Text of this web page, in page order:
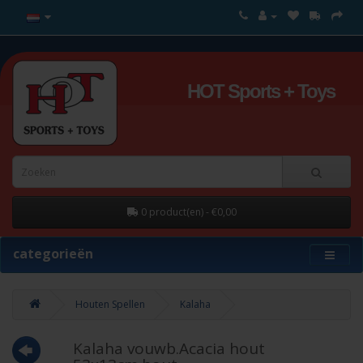
HOT Sports + Toys
0 product(en) - €0,00
categorieën
Houten Spellen Kalaha
Kalaha vouwb.Acacia hout